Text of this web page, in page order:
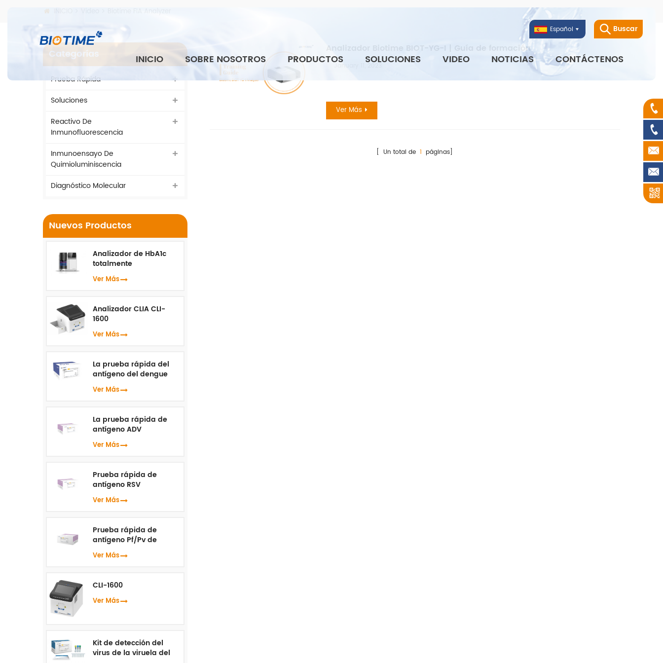
Buscar
Español
INICIO SOBRE NOSOTROS PRODUCTOS SOLUCIONES VIDEO NOTICIAS CONTÁCTENOS
Analizador Biotime BIOT-YG-I | Guía de formación
January 11, 2023
Ver Más
[ Un total de1 páginas]
Categorías
Prueba Rápida
Soluciones
Reactivo De
Inmunofluorescencia
Inmunoensayo De
Quimioluminiscencia
Diagnóstico Molecular
Nuevos Productos
Analizador de HbA1c
totalmente
automatizado HLC-100
Ver Más
Analizador CLIA CLI-
1600
Ver Más
La prueba rápida del
antígeno del dengue
NS1
Ver Más
La prueba rápida de
antígeno ADV
Ver Más
Prueba rápida de
antígeno RSV
Ver Más
Prueba rápida de
antígeno Pf/Pv de
malaria
Ver Más
CLI-1600
Ver Más
Kit de detección del
virus de la viruela del